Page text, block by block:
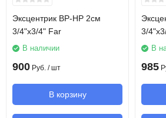
Эксцентрик ВР-НР 2см
3/4"х3/4" Far
В наличии
900 Руб. / шт
В корзину
3/
В
985